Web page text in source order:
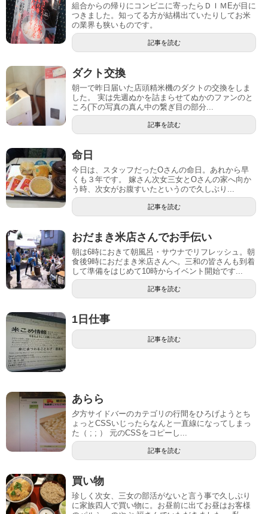
組合からの帰りにコンビニに寄ったらＤＩＭEが目に
つきました。知ってる方が結構出ていたりしてお米
の業界も狭いものです。
記事を読む
ダクト交換
朝一で昨日届いた店頭精米機のダクトの交換をしま
した。 実は先週ぬかを詰まらせてぬかのファンのと
ころ(下の写真の真ん中の繋ぎ目の部分...
記事を読む
命日
今日は、スタッフだったOさんの命日。あれから早
くも３年です。 嫁さん次女三女とOさんの家へ向か
う時、次女がお腹すいたというので久しぶり...
記事を読む
おだまき米店さんでお手伝い
朝は6時におきて朝風呂・サウナでリフレッシュ。朝
食後9時におだまき米店さんへ。三和の皆さんも到着
して準備をはじめて10時からイベント開始です...
記事を読む
1日仕事
記事を読む
あらら
夕方サイドバーのカテゴリの行間をひろげようとち
ょっとCSSいじったらなんと一直線になってしまっ
た（ ; ; ） 元のCSSをコピーし...
記事を読む
買い物
珍しく次女、三女の部活がないと言う事で久しぶり
に家族四人で買い物に。お昼前に出てお昼はお客様